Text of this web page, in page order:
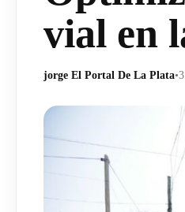
vial en
jorge El Portal De La Plata•